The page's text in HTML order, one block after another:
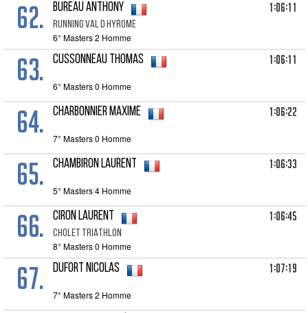
62. BUREAU Anthony
RUNNING VAL D HYROME
1:06:11
6° Masters 2 Homme
63. CUSSONNEAU Thomas 1:06:11
6° Masters 0 Homme
64. CHARBONNIER Maxime 1:06:22
7° Masters 0 Homme
65. CHAMBIRON Laurent 1:06:33
5° Masters 4 Homme
66. CIRON Laurent
CHOLET TRIATHLON
1:06:45
8° Masters 0 Homme
67. DUFORT Nicolas 1:07:19
7° Masters 2 Homme